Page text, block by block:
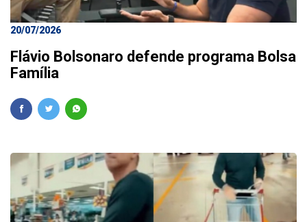
20/07/2026
Flávio Bolsonaro defende programa Bolsa
Família